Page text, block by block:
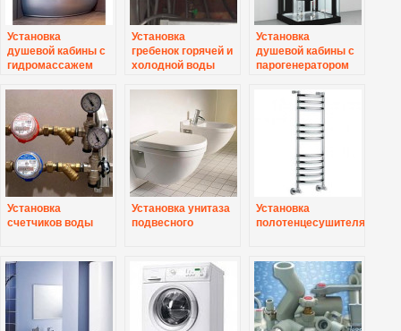
Установка
душевой кабины с
гидромассажем
Установка
гребенок горячей и
холодной воды
Установка
душевой кабины с
парогенератором
Установка
счетчиков воды
Установка унитаза
подвесного
Установка
полотенцесушителя